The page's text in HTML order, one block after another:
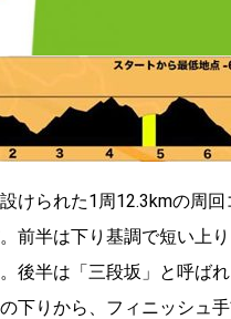
けられた1周12.3kmの周
前半は下り基調で短い上
後半は「三段坂」と呼ば
下りから、フィニッシュ